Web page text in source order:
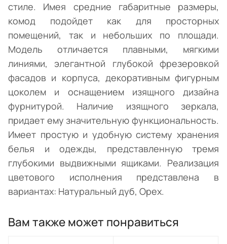
стиле. Имея средние габаритные размеры,
комод подойдет как для просторных
помещений, так и небольших по площади.
Модель отличается плавными, мягкими
линиями, элегантной глубокой фрезеровкой
фасадов и корпуса, декоративным фигурным
цоколем и оснащением изящного дизайна
фурнитурой. Наличие изящного зеркала,
придает ему значительную функциональность.
Имеет простую и удобную систему хранения
белья и одежды, представленную тремя
глубокими выдвижными ящиками. Реализация
цветового исполнения представлена в
вариантах: Натуральный дуб, Орех.
Вам также может понравиться